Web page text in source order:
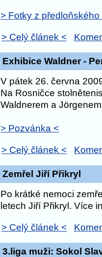
> Fotky z
> Celý článek <
Exhibice Waldner -
V pátek 26. června
Na Rosničce
Waldnerem a
> Pozvánka <
> Celý článek <
Zemřel Jiří Přikryl
Po krátké nemoci
letech Jiří Přikryl. Více
> Celý článek <
3.liga muži: Sokol